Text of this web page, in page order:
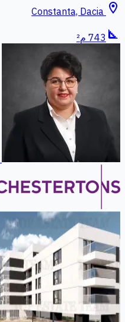
location_on
square_foot 743 م²